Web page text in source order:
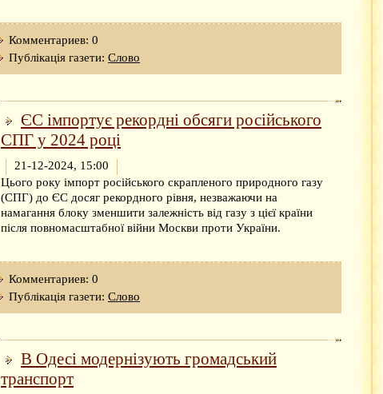
Комментариев: 0
Публікація газети: Слово
ЄС імпортує рекордні обсяги російського
СПГ у 2024 році
21-12-2024, 15:00
Цього року імпорт російського скрапленого природного газу
(СПГ) до ЄС досяг рекордного рівня, незважаючи на
намагання блоку зменшити залежність від газу з цієї країни
після повномасштабної війни Москви проти України.
Комментариев: 0
Публікація газети: Слово
В Одесі модернізують громадський
транспорт